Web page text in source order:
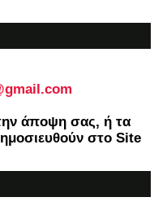
άποψη σας, ή τα
στο Site